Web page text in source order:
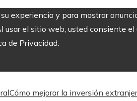
experiencia y para mostrar
el sitio web, usted consiente
de Privacidad.
Cómo mejorar la inversión